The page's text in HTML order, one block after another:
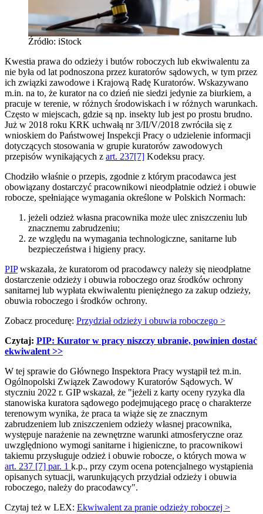
Źródło: iStock
Kwestia prawa do odzieży i butów roboczych lub ekwiwalentu za
nie była od lat podnoszona przez kuratorów sądowych, w tym przez
ich związki zawodowe i Krajową Radę Kuratorów. Wskazywano
m.in. na to, że kurator na co dzień nie siedzi jedynie za biurkiem, a
pracuje w terenie, w różnych środowiskach i w różnych warunkach.
Często w miejscach, gdzie są np. insekty lub jest po prostu brudno.
Już w 2018 roku KRK uchwałą nr 3/II/V/2018 zwróciła się z
wnioskiem do Państwowej Inspekcji Pracy o udzielenie informacji
dotyczących stosowania w grupie kuratorów zawodowych
przepisów wynikających z art. 237[7] Kodeksu pracy.
Chodziło właśnie o przepis, zgodnie z którym pracodawca jest
obowiązany dostarczyć pracownikowi nieodpłatnie odzież i obuwie
robocze, spełniające wymagania określone w Polskich Normach:
jeżeli odzież własna pracownika może ulec zniszczeniu lub
znacznemu zabrudzeniu;
ze względu na wymagania technologiczne, sanitarne lub
bezpieczeństwa i higieny pracy.
PIPwskazała, że kuratorom od pracodawcy należy się nieodpłatne
dostarczenie odzieży i obuwia roboczego oraz środków ochrony
sanitarnej lub wypłata ekwiwalentu pieniężnego za zakup odzieży,
obuwia roboczego i środków ochrony.
Zobacz procedurę: Przydział odzieży i obuwia roboczego >
Czytaj: PIP: Kurator w pracy niszczy ubranie, powinien dostać
ekwiwalent >>
W tej sprawie do Głównego Inspektora Pracy wystąpił też m.in.
Ogólnopolski Związek Zawodowy Kuratorów Sądowych. W
styczniu 2022 r. GIP wskazał, że "jeżeli z karty oceny ryzyka dla
stanowiska kuratora sądowego podejmującego pracę o charakterze
terenowym wynika, że praca ta wiąże się ze znacznym
zabrudzeniem lub zniszczeniem odzieży własnej pracownika,
występuje narażenie na zewnętrzne warunki atmosferyczne oraz
uwzględniono wymogi sanitarne i higieniczne, to pracownikowi
takiemu przysługuje odzież i obuwie robocze, o których mowa w
art. 237 [7] par. 1 k.p., przy czym ocena potencjalnego wystąpienia
opisanych sytuacji, warunkujących przydział odzieży i obuwia
roboczego, należy do pracodawcy".
Czytaj też w LEX: Ekwiwalent za pranie odzieży roboczej >